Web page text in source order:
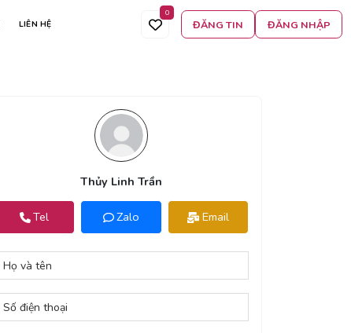
LIÊN HỆ
0
ĐĂNG TIN ĐĂNG NHẬP
Thủy Linh Trần
Tel Zalo Email